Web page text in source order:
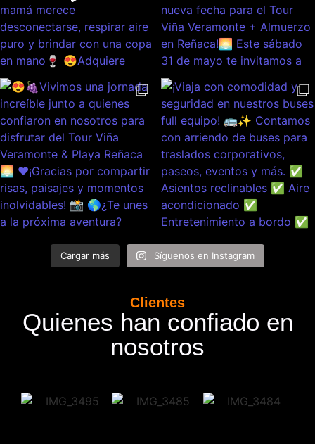
Cargar más Síguenos en Instagram
Clientes
Quienes han confiado en
nosotros